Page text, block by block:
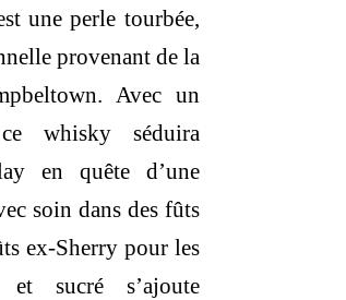
une perle tourbée,
provenant de la
Avec un
whisky séduira
en quête d’une
soin dans des fûts
ex-Sherry pour les
sucré s’ajoute